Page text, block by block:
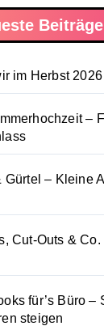
Beiträge
im Herbst
–
Gürtel – Kleine
Cut-Outs &
für’s Büro –
steigen